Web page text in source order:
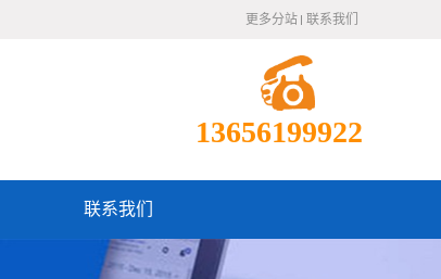
更多分站 联系我们
13656199922
联系我们